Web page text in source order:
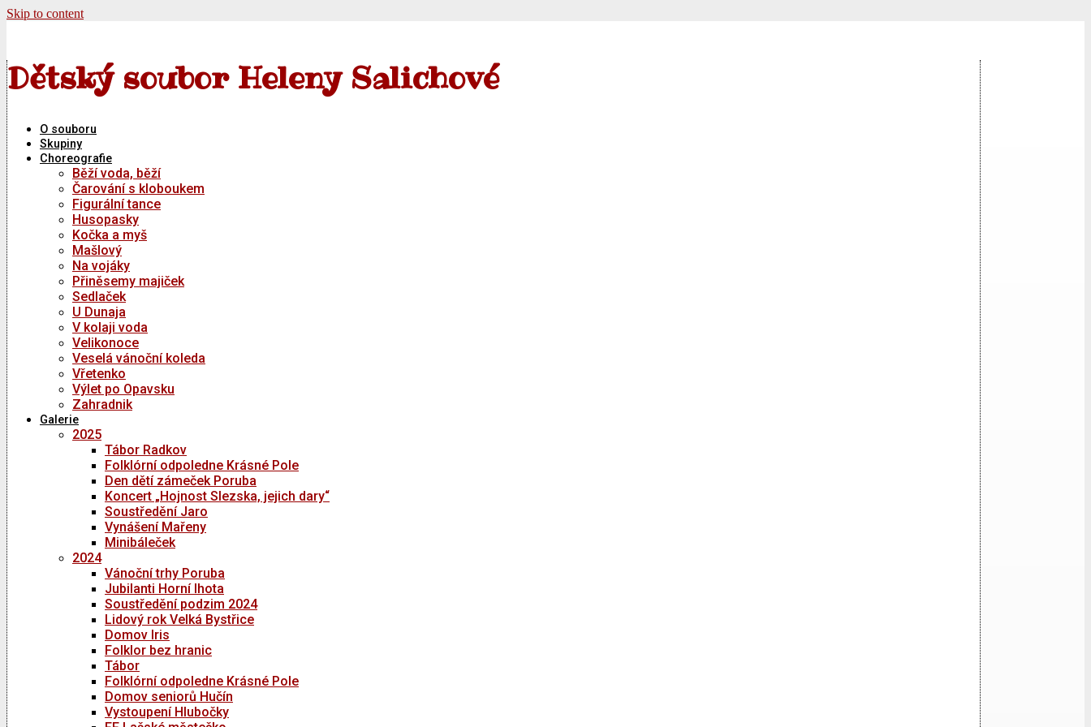
Skip to content
Dětský soubor Heleny Salichové
O souboru
Skupiny
Choreografie
Běží voda, běží
Čarování s kloboukem
Figurální tance
Husopasky
Kočka a myš
Mašlový
Na vojáky
Přiněsemy majiček
Sedlaček
U Dunaja
V kolaji voda
Velikonoce
Veselá vánoční koleda
Vřetenko
Výlet po Opavsku
Zahradnik
Galerie
2025
Tábor Radkov
Folklórní odpoledne Krásné Pole
Den dětí zámeček Poruba
Koncert „Hojnost Slezska, jejich dary“
Soustředění Jaro
Vynášení Mařeny
Minibáleček
2024
Vánoční trhy Poruba
Jubilanti Horní lhota
Soustředění podzim 2024
Lidový rok Velká Bystřice
Domov Iris
Folklor bez hranic
Tábor
Folklórní odpoledne Krásné Pole
Domov seniorů Hučín
Vystoupení Hlubočky